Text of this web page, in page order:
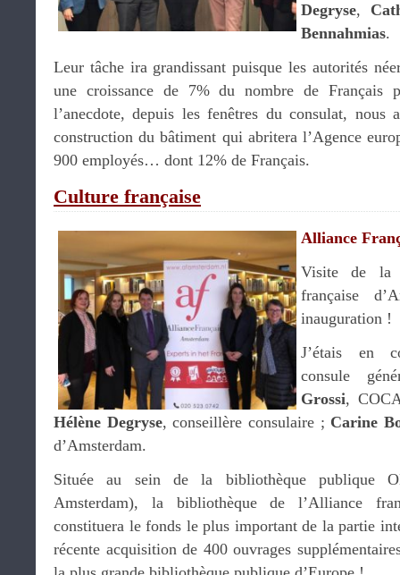
Degryse,
Bennahmias.
Leur tâche ira grandissant puisque les autorités
une croissance de 7% du nombre de Français
l’anecdote, depuis les fenêtres du consulat, nous
construction du bâtiment qui abritera l’Agence
900 employés… dont 12% de Français.
Culture française
Alliance
Visite de la
française
inauguration !
J’étais en
consule
Grossi,
Hélène Degryse, conseillère consulaire ; Carine
d’Amsterdam.
Située au sein de la bibliothèque publique
Amsterdam), la bibliothèque de l’Alliance
constituera le fonds le plus important de la partie
récente acquisition de 400 ouvrages